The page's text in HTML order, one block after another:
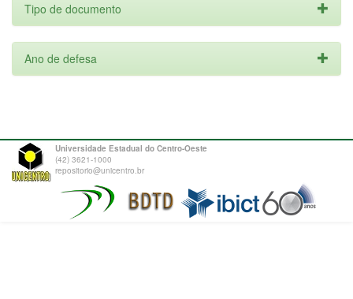
Tipo de documento
Ano de defesa
Universidade Estadual do Centro-Oeste
(42) 3621-1000
repositorio@unicentro.br